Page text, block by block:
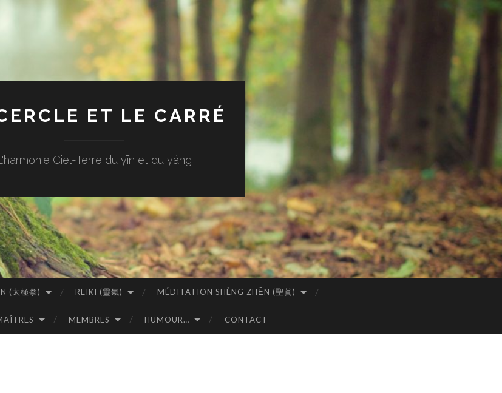
ET LE CARRÉ
Ciel-Terre du yīn et du yáng
(太極拳) REIKI (靈氣) MÉDITATION SHÈNG ZHĒN (聖眞)
MEMBRES HUMOUR… CONTACT